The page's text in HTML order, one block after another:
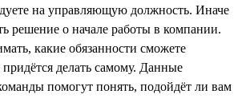
на управляющую должность. Иначе
решение о начале работы в компании.
какие обязанности сможете
придётся делать самому. Данные
помогут понять, подойдёт ли вам